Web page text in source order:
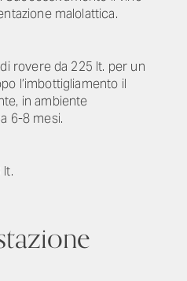
malolattica.
rovere da 225 lt. per un
l’imbottigliamento il
in ambiente
6-8 mesi.
lt.